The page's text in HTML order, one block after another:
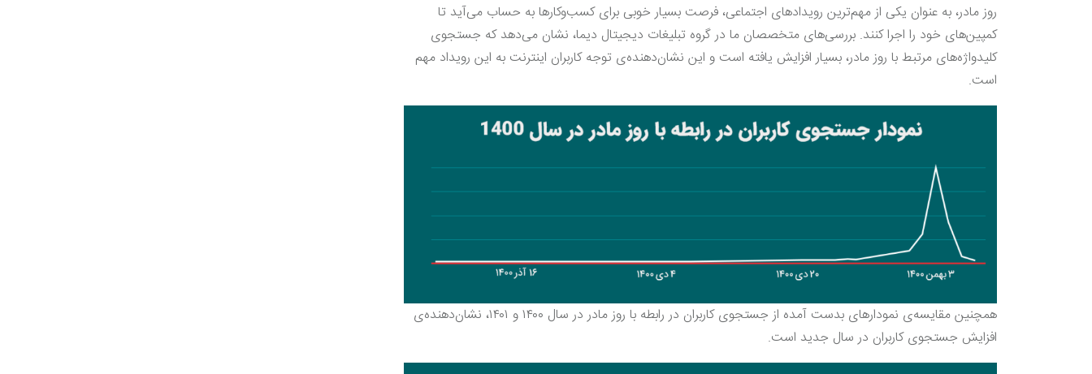
روز مادر، به عنوان یکی از مهم‌ترین رویدادهای اجتماعی، فرصت بسیار خوبی برای کسب‌وکارها به حساب می‌آید تا
کمپین‌های خود را اجرا کنند. بررسی‌های متخصصان ما در گروه تبلیغات دیجیتال دیما، نشان می‌دهد که جستجوی
کلیدواژه‌های مرتبط با روز مادر، بسیار افزایش یافته است و این نشان‌دهنده‌ی توجه کاربران اینترنت به این رویداد مهم
است.
همچنین مقایسه‌ی نمودارهای بدست آمده از جستجوی کاربران در رابطه با روز مادر در سال ۱۴۰۰ و ۱۴۰۱، نشان‌دهنده‌ی
افزایش جستجوی کاربران در سال جدید است.